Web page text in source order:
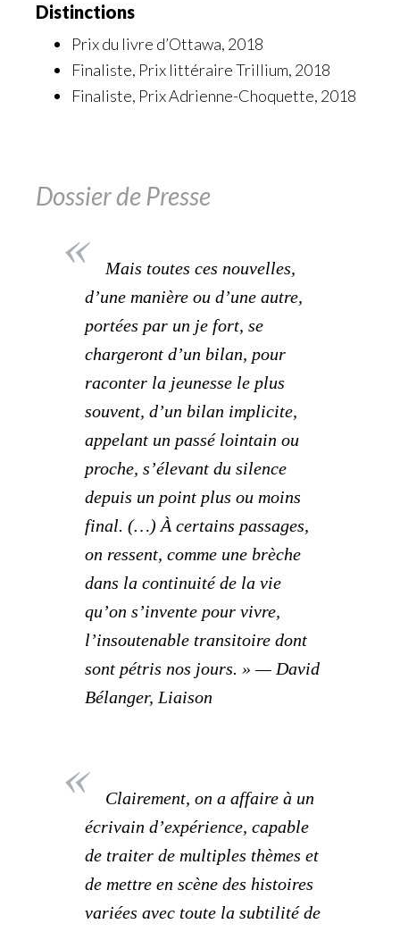
Distinctions
Prix du livre d’Ottawa, 2018
Finaliste, Prix littéraire Trillium, 2018
Finaliste, Prix Adrienne-Choquette, 2018
Dossier de Presse
Mais toutes ces nouvelles,
d’une manière ou d’une autre,
portées par un je fort, se
chargeront d’un bilan, pour
raconter la jeunesse le plus
souvent, d’un bilan implicite,
appelant un passé lointain ou
proche, s’élevant du silence
depuis un point plus ou moins
final. (…) À certains passages,
on ressent, comme une brèche
dans la continuité de la vie
qu’on s’invente pour vivre,
l’insoutenable transitoire dont
sont pétris nos jours. » — David
Bélanger, Liaison
Clairement, on a affaire à un
écrivain d’expérience, capable
de traiter de multiples thèmes et
de mettre en scène des histoires
variées avec toute la subtilité de